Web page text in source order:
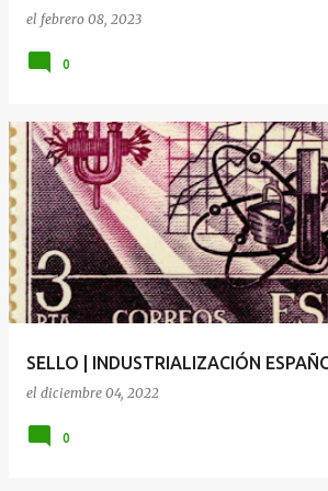
el febrero 08, 2023
0
SELLO | INDUSTRIALIZACIÓN
el diciembre 04, 2022
0